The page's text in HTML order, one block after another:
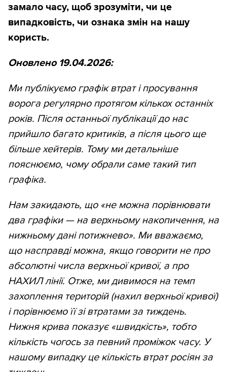
замало часу, щоб зрозуміти, чи це
випадковість, чи ознака змін на нашу
користь.
Оновлено 19.04.2026:
Ми публікуємо графік втрат і просування
ворога регулярно протягом кількох останніх
років. Після останньої публікації до нас
прийшло багато критиків, а після цього ще
більше хейтерів. Тому ми детальніше
пояснюємо, чому обрали саме такий тип
графіка.
Нам закидають, що «не можна порівнювати
два графіки — на верхньому накопичення, на
нижньому дані потижнево». Ми вважаємо,
що насправді можна, якщо говорити не про
абсолютні числа верхньої кривої, а про
НАХИЛ лінії. Отже, ми дивимося на темп
захоплення територій (нахил верхньої кривої)
і порівнюємо її зі втратами за тиждень.
Нижня крива показує «швидкість», тобто
кількість чогось за певний проміжок часу. У
нашому випадку це кількість втрат росіян за